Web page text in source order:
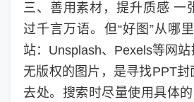
三、善用素材，提升质感 一
过千言万语。但“好图”从哪
站：Unsplash、Pexels等网站
无版权的图片，是寻找PPT
去处。搜索时尽量使用具体